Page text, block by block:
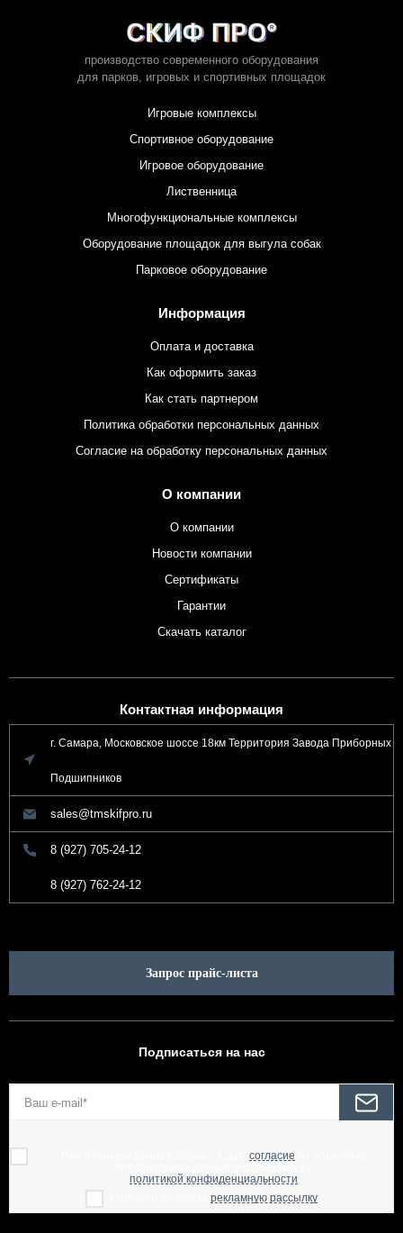
производство современного оборудования
для парков, игровых и спортивных площадок
Игровые комплексы
Спортивное оборудование
Игровое оборудование
Лиственница
Многофункциональные комплексы
Оборудование площадок для выгула собак
Парковое оборудование
Информация
Оплата и доставка
Как оформить заказ
Как стать партнером
Политика обработки персональных данных
Согласие на обработку персональных данных
О компании
О компании
Новости компании
Сертификаты
Гарантии
Скачать каталог
Контактная информация
г. Самара, Московское шоссе 18км Территория Завода Приборных
Подшипников
sales@tmskifpro.ru
8 (927) 705-24-12
8 (927) 762-24-12
Запрос прайс-листа
Подписаться на нас
согласие
политикой конфиденциальности
рекламную рассылку